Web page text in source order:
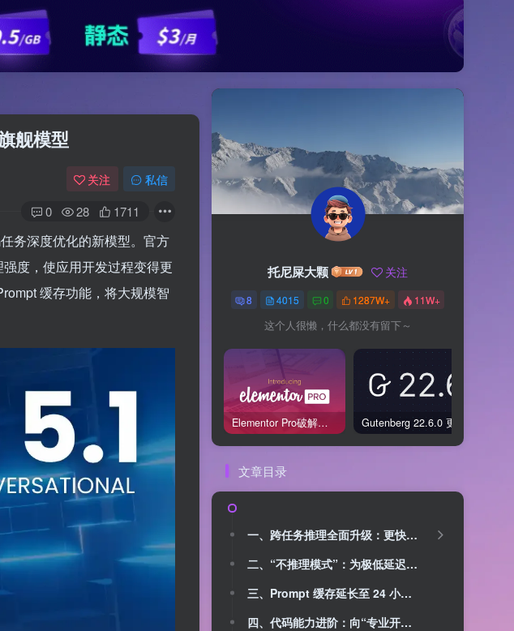
舰模型
关注 私信
0 28 1711
务深度优化的新模型。官方
度，使应用开发过程变得更
缓存功能，将大规模智
托尼屎大颗 关注
8 4015 0 1287W+ 11W+
这个人很懒，什么都没有留下～
Elementor Pro破解版还能用吗？2026年常见风险与后果盘点
文章目录
一、跨任务推理全面升级：更快、更稳、更省
二、“不推理模式”：为极低延迟应用打造
三、Prompt 缓存延长至 24 小时：长对话的重大利好
四、代码能力进阶：向“专业开发助手”进一步靠近